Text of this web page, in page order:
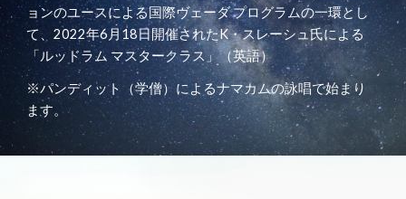
ョンのユースによる国際ヴェーダ プログラムの一環とし
て、2022年6月18日開催されたK・スレーシュ氏による
「ルッドラム マスタークラス」（英語）
※パンディット（学僧） によるナマカムの詠唱で始まり
ます。